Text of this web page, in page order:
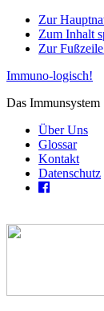
Zur
Zum Inhalt
Zur
Immuno-logisch!
Das Immunsystem
Über Uns
Glossar
Kontakt
Datenschutz